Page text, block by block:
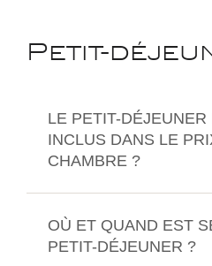
Petit-
LE PETIT-DÉJEUNER
INCLUS DANS LE
CHAMBRE ?
OÙ ET QUAND EST
PETIT-DÉJEUNER ?